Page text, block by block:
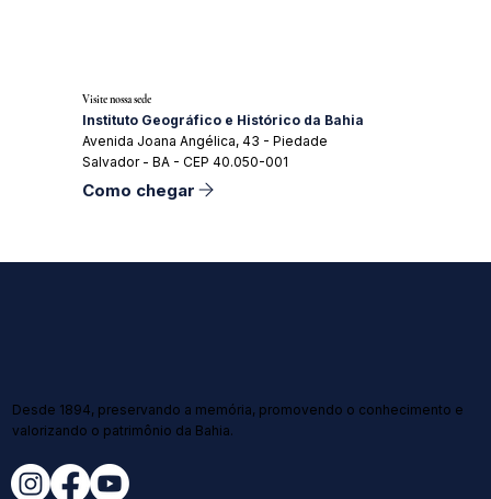
Visite nossa sede
Instituto Geográfico e Histórico da Bahia
Avenida Joana Angélica, 43 - Piedade
Salvador - BA - CEP 40.050-001
Como chegar
Desde 1894, preservando a memória, promovendo o conhecimento e
valorizando o patrimônio da Bahia.